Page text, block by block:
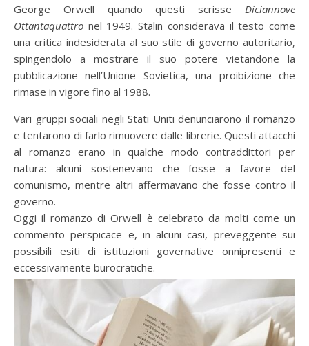
George Orwell quando questi scrisse Diciannove
Ottantaquattro nel 1949. Stalin considerava il testo come
una critica indesiderata al suo stile di governo autoritario,
spingendolo a mostrare il suo potere vietandone la
pubblicazione nell’Unione Sovietica, una proibizione che
rimase in vigore fino al 1988.
Vari gruppi sociali negli Stati Uniti denunciarono il romanzo
e tentarono di farlo rimuovere dalle librerie. Questi attacchi
al romanzo erano in qualche modo contraddittori per
natura: alcuni sostenevano che fosse a favore del
comunismo, mentre altri affermavano che fosse contro il
governo.
Oggi il romanzo di Orwell è celebrato da molti come un
commento perspicace e, in alcuni casi, preveggente sui
possibili esiti di istituzioni governative onnipresenti e
eccessivamente burocratiche.